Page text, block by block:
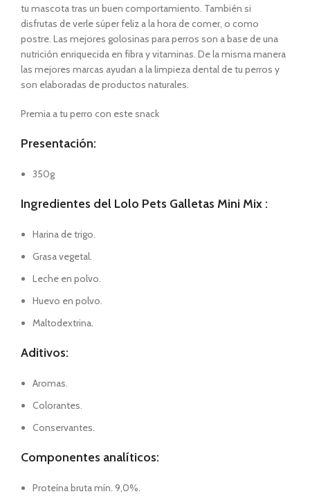
tu mascota tras un buen comportamiento. También si
disfrutas de verle súper feliz a la hora de comer, o como
postre. Las mejores golosinas paraperros son a base de una
nutrición enriquecida en fibra y vitaminas. De la misma manera
las mejores marcas ayudan a la limpieza dental de tu perros y
son elaboradas de productos naturales.
Premia a tu perro con este snack
Presentación:
350g
Ingredientes del Lolo Pets Galletas Mini Mix :
Harina de trigo.
Grasa vegetal.
Leche en polvo.
Huevo en polvo.
Maltodextrina.
Aditivos:
Aromas.
Colorantes.
Conservantes.
Componentes analíticos:
Proteína bruta mín. 9,0%.